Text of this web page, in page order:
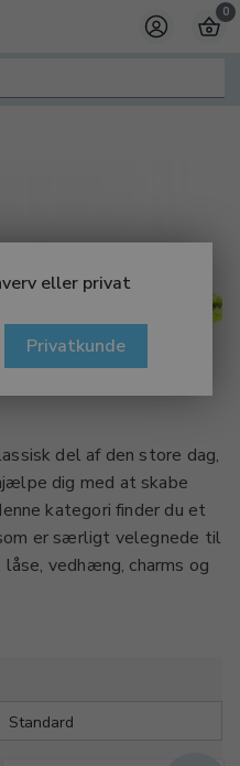
eller privat
Privatkunde
0
del af den store dag,
dig med at skabe
kategori finder du et
er særligt velegnede til
vedhæng, charms og
og stilarter. Du
færdige smykker